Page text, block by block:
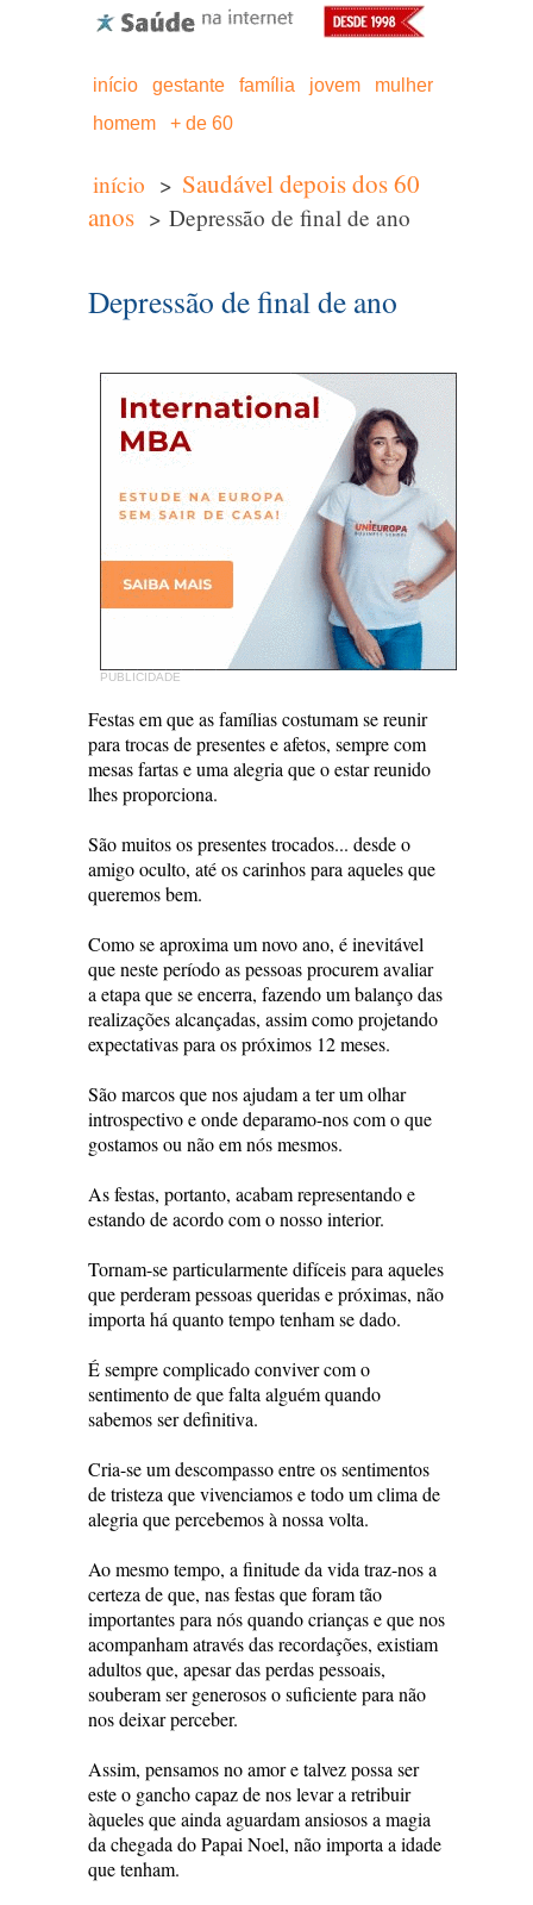
início gestante família jovem
mulher
homem
+ de 60
início > Saudável depois dos 60
anos > Depressão de final de ano
Depressão de final de ano
PUBLICIDADE
Festas em que as famílias costumam se reunir
para trocas de presentes e afetos, sempre com
mesas fartas e uma alegria que o estar reunido
lhes proporciona.
São muitos os presentes trocados... desde o
amigo oculto, até os carinhos para aqueles que
queremos bem.
Como se aproxima um novo ano, é inevitável
que neste período as pessoas procurem avaliar
a etapa que se encerra, fazendo um balanço das
realizações alcançadas, assim como projetando
expectativas para os próximos 12 meses.
São marcos que nos ajudam a ter um olhar
introspectivo e onde deparamo-nos com o que
gostamos ou não em nós mesmos.
As festas, portanto, acabam representando e
estando de acordo com o nosso interior.
Tornam-se particularmente difíceis para aqueles
que perderam pessoas queridas e próximas, não
importa há quanto tempo tenham se dado.
É sempre complicado conviver com o
sentimento de que falta alguém quando
sabemos ser definitiva.
Cria-se um descompasso entre os sentimentos
de tristeza que vivenciamos e todo um clima de
alegria que percebemos à nossa volta.
Ao mesmo tempo, a finitude da vida traz-nos a
certeza de que, nas festas que foram tão
importantes para nós quando crianças e que nos
acompanham através das recordações, existiam
adultos que, apesar das perdas pessoais,
souberam ser generosos o suficiente para não
nos deixar perceber.
Assim, pensamos no amor e talvez possa ser
este o gancho capaz de nos levar a retribuir
àqueles que ainda aguardam ansiosos a magia
da chegada do Papai Noel, não importa a idade
que tenham.